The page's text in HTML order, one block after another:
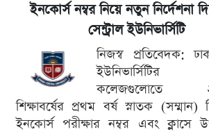
ইনকোর্স নম্বর নিয়ে নতুন নির্দেশনা
সেন্ট্রাল ইউনিভার্সিটি
নিজস্ব প্রতিবেদক:
ইউনিভার্সিটির
কলেজগুলোতে
শিক্ষাবর্ষের প্রথম বর্ষ স্নাতক (সম্মান)
ইনকোর্স পরীক্ষার নম্বর এবং ক্লাসে